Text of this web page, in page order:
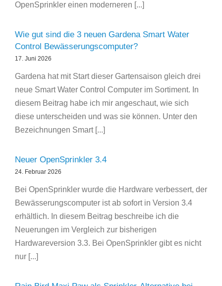
OpenSprinkler einen moderneren [...]
Wie gut sind die 3 neuen Gardena Smart Water
Control Bewässerungscomputer?
17. Juni 2026
Gardena hat mit Start dieser Gartensaison gleich drei
neue Smart Water Control Computer im Sortiment. In
diesem Beitrag habe ich mir angeschaut, wie sich
diese unterscheiden und was sie können. Unter den
Bezeichnungen Smart [...]
Neuer OpenSprinkler 3.4
24. Februar 2026
Bei OpenSprinkler wurde die Hardware verbessert, der
Bewässerungscomputer ist ab sofort in Version 3.4
erhältlich. In diesem Beitrag beschreibe ich die
Neuerungen im Vergleich zur bisherigen
Hardwareversion 3.3. Bei OpenSprinkler gibt es nicht
nur [...]